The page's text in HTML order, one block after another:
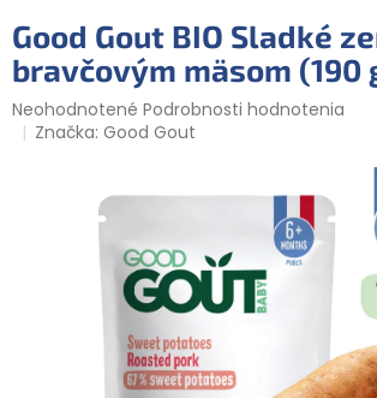
Good Gout BIO Sladké
bravčovým mäsom (190
Priemerné
hodnotenie
hviezdičiek.
Neohodnotené Podrobnosti hodnotenia
Značka:Good Gout